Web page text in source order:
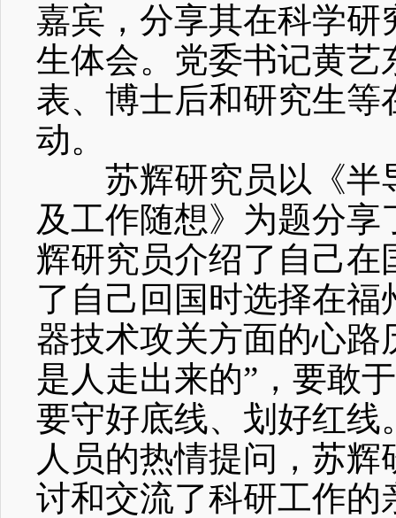
嘉宾，分享其在科学
生体会。党委书记黄
表、博士后和研究生
动。
苏辉研究员以《半
及工作随想》为题分享
辉研究员介绍了自己
了自己回国时选择在福
器技术攻关方面的心路
是人走出来的”，要敢
要守好底线、划好红
人员的热情提问，苏
讨和交流了科研工作